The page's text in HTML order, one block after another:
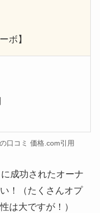
ボ】
口コミ 価格.com引用
に成功されたオーナ
！（たくさんオプ
は大ですが！）